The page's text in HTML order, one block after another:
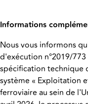
Informations
Nous vous informons
d'exécution n°2019/
spécification technique
système « Exploitation
ferroviaire au sein de